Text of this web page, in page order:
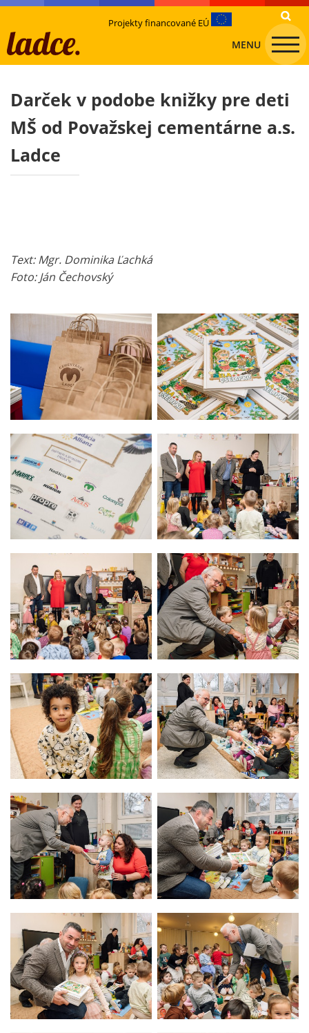
Projekty financované EÚ
MENU
Darček v podobe knižky pre deti
MŠ od Považskej cementárne a.s.
Ladce
Text: Mgr. Dominika Ľachká
Foto: Ján Čechovský